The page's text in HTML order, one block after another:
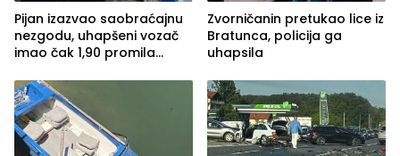
Pijan izazvao saobraćajnu
nezgodu, uhapšeni vozač
imao čak 1,90 promila
Zvorničanin pretukao lice iz
Bratunca, policija ga
uhapsila